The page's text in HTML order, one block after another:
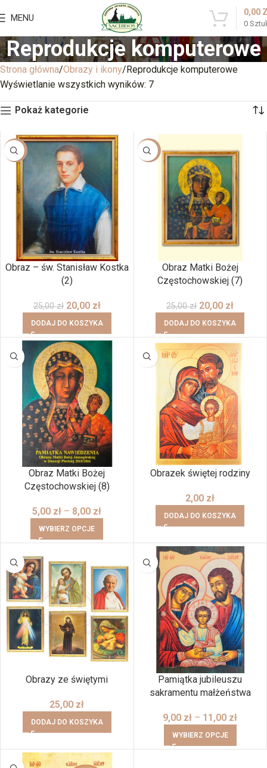
MENU
0
0,00
Reprodukcje komputerowe
Strona główna Obrazy i ikony Reprodukcje komputerowe
Wyświetlanie wszystkich wyników: 7
Pokaż kategorie
-20%
Obraz – św. Stanisław Kostka
(2)
25,00zł 20,00 zł
DODAJ DO KOSZYKA
-20%
Obraz Matki Bożej
Częstochowskiej (7)
25,00zł 20,00 zł
DODAJ DO KOSZYKA
Obraz Matki Bożej
Częstochowskiej (8)
5,00 zł – 8,00 zł
WYBIERZ OPCJE
Obrazek świętej rodziny
2,00 zł
DODAJ DO KOSZYKA
Obrazy ze świętymi
25,00 zł
DODAJ DO KOSZYKA
Pamiątka jubileuszu
sakramentu małżeństwa
9,00 zł – 11,00 zł
WYBIERZ OPCJE